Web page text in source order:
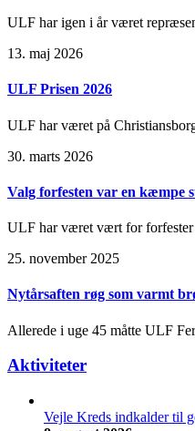
ULF har igen i år været
13. maj 2026
ULF Prisen 2026
ULF har været på
30. marts 2026
Valg forfesten var en kæmpe
ULF har været vært for forfester
25. november 2025
Nytårsaften røg som varmt
Allerede i uge 45 måtte ULF
Aktiviteter
Vejle Kreds indkalder til